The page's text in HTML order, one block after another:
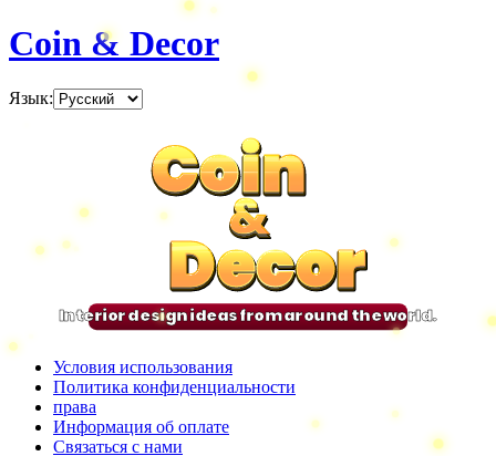
Coin & Decor
Язык:
Coin
&
Decor
Coin
&
Decor
Coin
&
Decor
Coin
&
Decor
Interior design ideas from around the world.
Условия использования
Политика конфиденциальности
права
Информация об оплате
Связаться с нами